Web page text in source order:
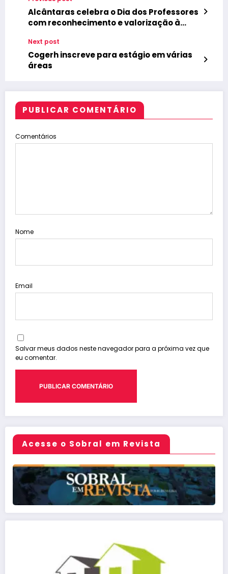
Alcântaras celebra o Dia dos Professores
com reconhecimento e valorização à
Next post
Cogerh inscreve para estágio em várias
áreas
PUBLICAR COMENTÁRIO
Comentários
Nome
Email
Salvar meus dados neste navegador para a próxima vez que
eu comentar.
Acesse o Sobral em Revista